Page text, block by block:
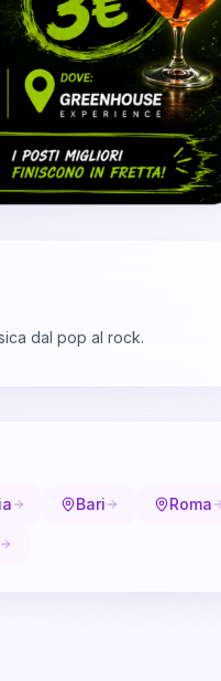
dal pop al rock.
Bari Roma